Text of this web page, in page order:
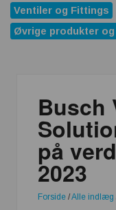
Ventiler og Fittings
Øvrige produkter
Busch
på
2023
Forside /Alle indlæg